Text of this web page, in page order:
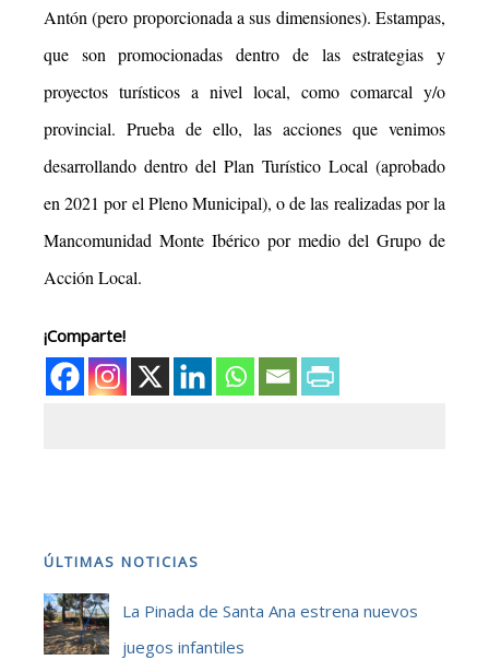
Antón (pero proporcionada a sus dimensiones). Estampas,
que son promocionadas dentro de las estrategias y
proyectos turísticos a nivel local, como comarcal y/o
provincial. Prueba de ello, las acciones que venimos
desarrollando dentro del Plan Turístico Local (aprobado
en 2021 porel Pleno Municipal), o de las realizadas por la
Mancomunidad Monte Ibérico por medio del Grupo de
Acción Local.
¡Comparte!
ÚLTIMAS NOTICIAS
La Pinada de Santa Ana estrena nuevos
juegos infantiles